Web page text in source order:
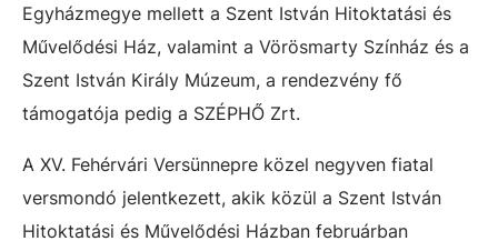
Egyházmegye mellett a Szent István Hitoktatási és
Művelődési Ház, valamint a Vörösmarty Színház és a
Szent István Király Múzeum, a rendezvény fő
támogatója pedig a SZÉPHŐ Zrt.
A XV. Fehérvári Versünnepre közel negyven fiatal
versmondó jelentkezett, akik közül a Szent István
Hitoktatási és Művelődési Házban februárban